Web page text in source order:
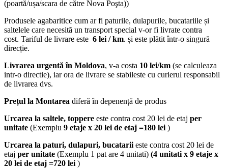
(poartă/ușa/scara de către Nova Poşta))
Produsele agabaritice cum ar fi paturile, dulapurile, bucatariile și
saltelele care necesită un transport special v-or fi livrate contra
cost. Tariful de livrare este 6 lei / km. și este plătit într-o singură
direcție.
Livrarea urgentă în Moldova, v-a costa 10 lei/km (se calculeaza
intr-o directie), iar ora de livrare se stabileste cu curierul responsabil
de livrarea dvs.
Prețul la Montarea diferă în depenență de produs
Urcarea la saltele, toppere este contra cost 20 lei de etaj per
unitate (Exemplu 9 etaje x 20 lei de etaj =180 lei )
Urcarea la paturi, dulapuri, bucatarii este contra cost 20 lei de
etaj per unitate (Exemplu 1 pat are 4 unitati) (4 unitati x 9 etaje x
20 lei de etaj =720 lei )